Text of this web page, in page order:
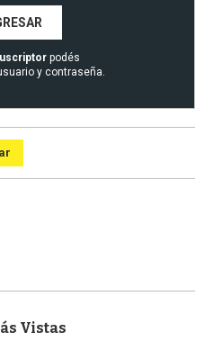
podés
y contraseña.
Vistas